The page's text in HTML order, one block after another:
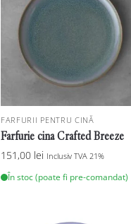
FARFURII PENTRU CINĂ
Farfurie cina Crafted Breeze
151,00 lei Inclusiv TVA 21%
În stoc (poate fi pre-comandat)